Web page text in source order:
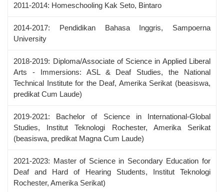
2011-2014: Homeschooling Kak Seto, Bintaro
2014-2017: Pendidikan Bahasa Inggris, Sampoerna
University
2018-2019: Diploma/Associate of Science in Applied Liberal
Arts - Immersions: ASL & Deaf Studies, the National
Technical Institute for the Deaf, Amerika Serikat (beasiswa,
predikat Cum Laude)
2019-2021: Bachelor of Science in International-Global
Studies, Institut Teknologi Rochester, Amerika Serikat
(beasiswa, predikat Magna Cum Laude)
2021-2023: Master of Science in Secondary Education for
Deaf and Hard of Hearing Students, Institut Teknologi
Rochester, Amerika Serikat)